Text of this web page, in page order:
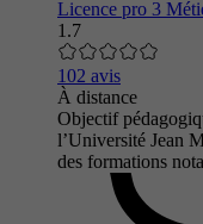
Licence pro 3
1.7
102 avis
À distance
Objectif
l’Université Jean
des formations